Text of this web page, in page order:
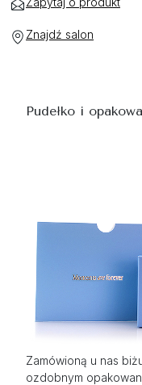
Znajdź salon
Pudełko i
Zamówioną u nas
ozdobnym